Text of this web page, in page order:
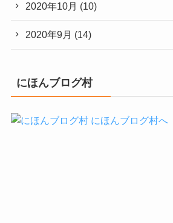
2020年10月 (10)
2020年9月 (14)
にほんブログ村